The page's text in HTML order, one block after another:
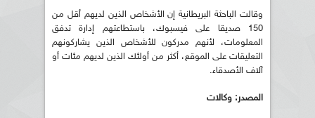
وقالت الباحثة البريطانية إن الأشخاص الذين لديهم أقل من
150 صديقا على فيسبوك، باستطاعتهم إدارة تدفق
المعلومات، لأنهم مدركون للأشخاص الذين يشاركونهم
التعليقات على الموقع، أكثر من أولئك الذين لديهم مئات أو
آلاف الأصدقاء.
المصدر: وكالات